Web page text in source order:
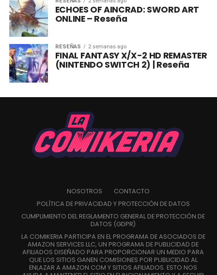
ECHOES OF AINCRAD: SWORD ART
ONLINE – Reseña
RESEÑAS 2 semanas ago
FINAL FANTASY X/X-2 HD REMASTER
(NINTENDO SWITCH 2) | Reseña
NOSOTROS
CONTACTO
POLÍTICA DE PRIVACIDAD Y PROTECCIÓN DE DATOS
CUMPLIMIENTO DEL REGLAMENTO GENERAL DE PROTECCIÓN DE
DATOS (GDPR)
LA COMIKERIA PARTICIPA EN EL PROGRAMA DE ASOCIADOS DE
AMAZON SERVICES LLC, UN PROGRAMA DE PUBLICIDAD DE
AFILIADOS DISEÑADO PARA PROPORCIONAR UN MEDIO PARA
QUE LOS SITIOS GANEN COMISIONES POR PUBLICIDAD AL
ENLAZAR A AMAZON.COM Y SITIOS AFILIADOS. ESTO NOS